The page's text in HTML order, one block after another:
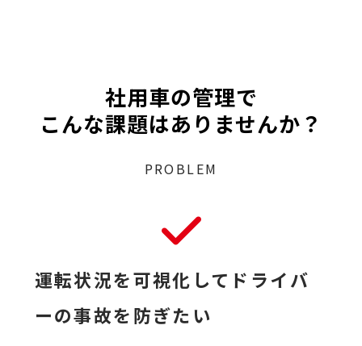
社用車の管理で
こんな課題はありませんか？
PROBLEM
運転状況を可視化してドライバ
ーの事故を防ぎたい